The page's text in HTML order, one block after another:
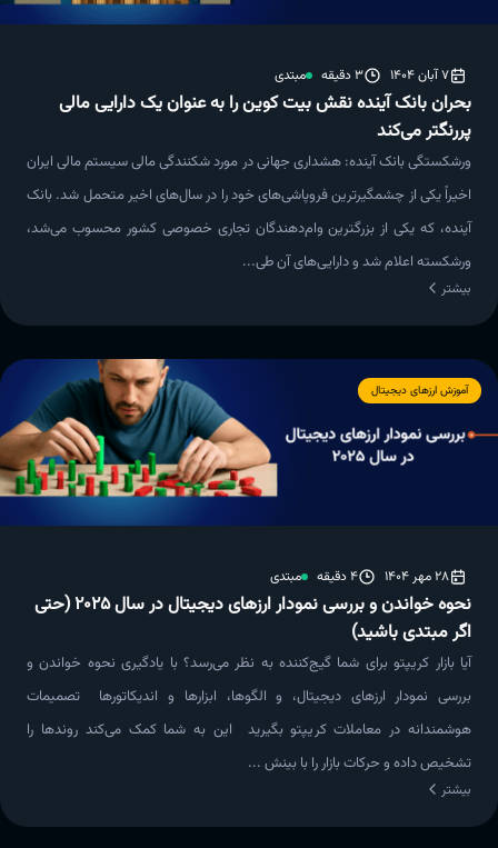
7 آبان 1404 3 دقیقه مبتدی
بحران بانک آینده نقش بیت کوین را به عنوان یک دارایی مالی
پررنگتر می‌کند
ورشکستگی بانک آینده: هشداری جهانی در مورد شکنندگی مالی سیستم مالی ایران
اخیراً یکی از چشمگیرترین فروپاشی‌های خود را در سال‌های اخیر متحمل شد. بانک
آینده، که یکی از بزرگترین وام‌دهندگان تجاری خصوصی کشور محسوب می‌شد،
ورشکسته اعلام شد و دارایی‌های آن طی...
بیشتر
آموزش ارزهای دیجیتال
28 مهر 1404 4 دقیقه مبتدی
نحوه خواندن و بررسی نمودار ارزهای دیجیتال در سال ۲۰۲۵ (حتی
اگر مبتدی باشید)
آیا بازار کریپتو برای شما گیج‌کننده به نظر می‌رسد؟ با یادگیری نحوه خواندن و
بررسی نمودار ارزهای دیجیتال، و الگوها، ابزارها و اندیکاتورها تصمیمات
هوشمندانه در معاملات کریپتو بگیرید این به شما کمک می‌کند روندها را
تشخیص داده و حرکات بازار را با بینش ...
بیشتر